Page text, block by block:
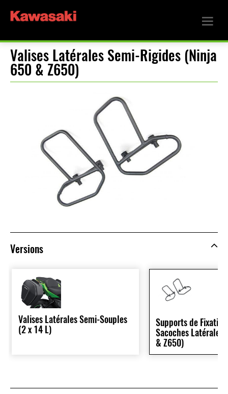
Valises Latérales Semi-Rigides (Ninja
650 & Z650)
Versions
Valises Latérales Semi-Souples
(2 x 14 L)
Supports de
Sacoches Latérales
& Z650)